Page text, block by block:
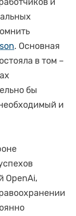
. Основная
в том –
бы
и
OpenAi,